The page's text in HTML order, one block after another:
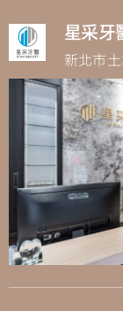
星采牙
新北市